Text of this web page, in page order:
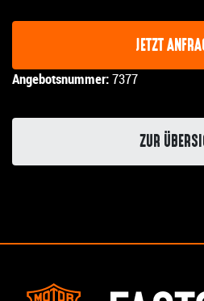
JETZT
Angebotsnummer:7377
ZUR